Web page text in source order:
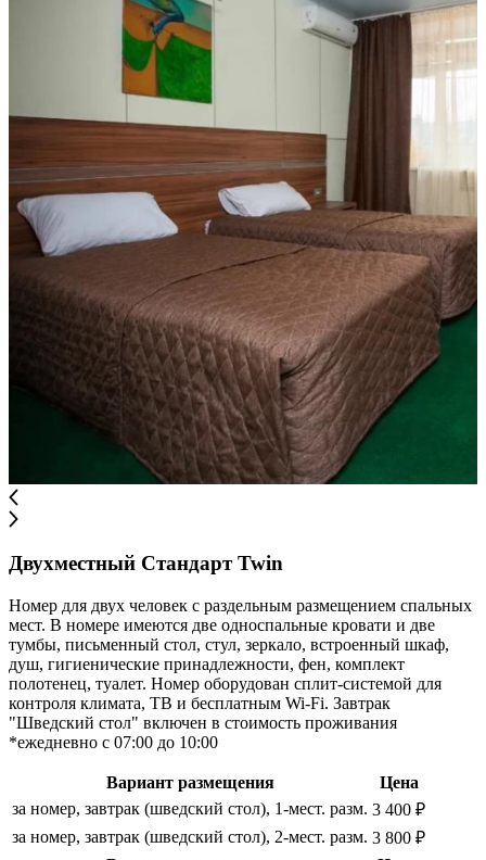
Двухместный Стандарт Twin
Номер для двух человек с раздельным размещением спальных
мест. В номере имеются две односпальные кровати и две
тумбы, письменный стол, стул, зеркало, встроенный шкаф,
душ, гигиенические принадлежности, фен, комплект
полотенец, туалет. Номер оборудован сплит-системой для
контроля климата, ТВ и бесплатным Wi-Fi. Завтрак
"Шведский стол" включен в стоимость проживания
*ежедневно с 07:00 до 10:00
Вариант размещения
Цена
за номер, завтрак (шведский стол), 1-мест. разм. 3 400 ₽
за номер, завтрак (шведский стол), 2-мест. разм. 3 800 ₽